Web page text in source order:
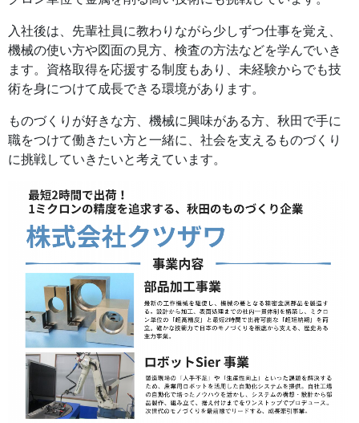
入社後は、先輩社員に教わりながら少しずつ仕事を覚え、
機械の使い方や図面の見方、検査の方法などを学んでいき
ます。資格取得を応援する制度もあり、未経験からでも技
術を身につけて成長できる環境があります。
ものづくりが好きな方、機械に興味がある方、秋田で手に
職をつけて働きたい方と一緒に、社会を支えるものづくり
に挑戦していきたいと考えています。